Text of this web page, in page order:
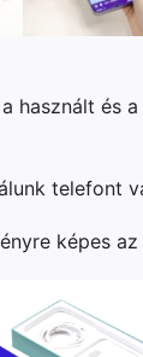
használt és
telefont
képes